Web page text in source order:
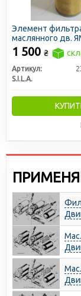
Элемент
маслянного дв.
очистки
усиливающими
внутри) (пр-во
1 500 ₴
Артикул:
S.I.L.A.